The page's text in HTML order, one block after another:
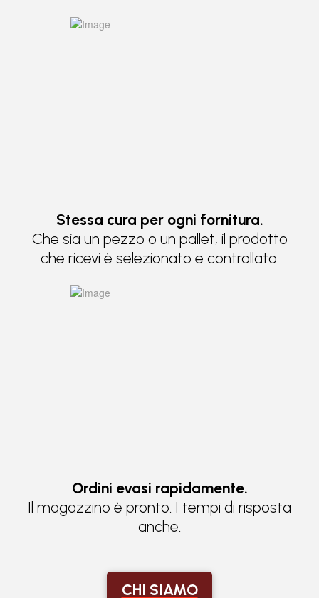
Stessa cura per ogni fornitura.
Che sia un pezzo o un pallet, il prodotto
che ricevi è selezionato e controllato.
Ordini evasi rapidamente.
Il magazzino è pronto. I tempi di risposta
anche.
CHI SIAMO